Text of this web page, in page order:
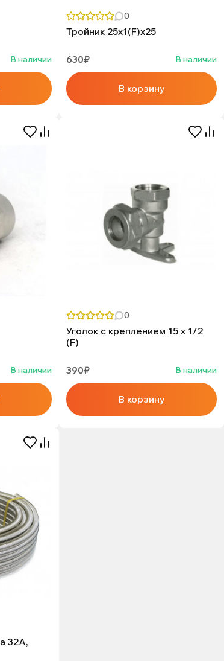
В наличии
0
Тройник 25х1(F)х25
630₽ В наличии
В корзину
В наличии
0
Уголок с креплением 15 х 1/2
(F)
390₽ В наличии
В корзину
32А,